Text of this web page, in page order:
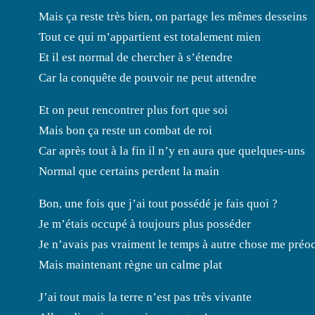
Mais ça reste très bien, on partage les mêmes desseins
Tout ce qui m’appartient est totalement mien
Et il est normal de chercher à s’étendre
Car la conquête de pouvoir ne peut attendre
Et on peut rencontrer plus fort que soi
Mais bon ça reste un combat de roi
Car après tout à la fin il n’y en aura que quelques-uns
Normal que certains perdent la main
Bon, une fois que j’ai tout possédé je fais quoi ?
Je m’étais occupé à toujours plus posséder
Je n’avais pas vraiment le temps à autre chose me
Mais maintenant règne un calme plat
J’ai tout mais la terre n’est pas très vivante